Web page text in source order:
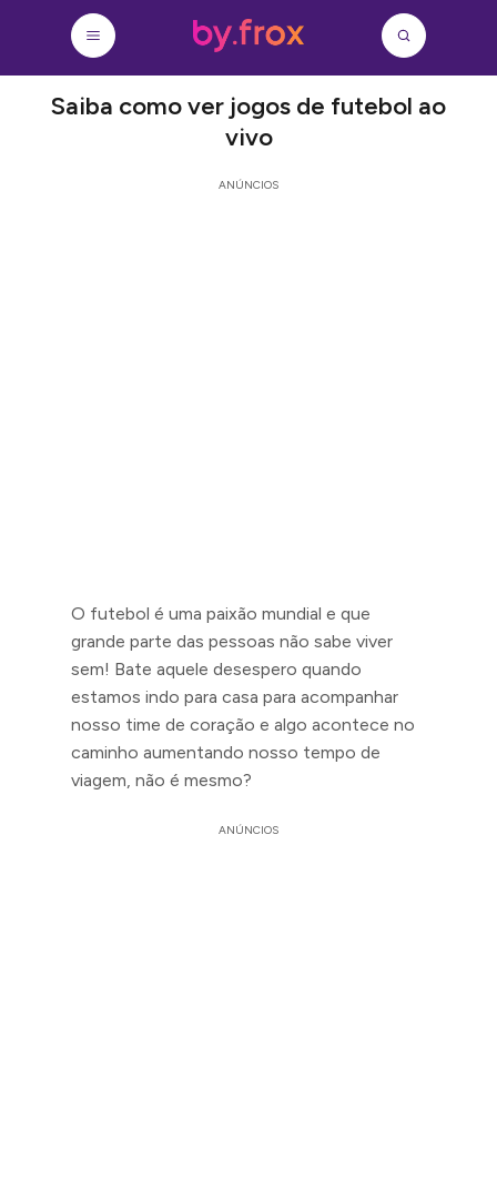
Saiba como ver jogos de futebol ao
vivo
ANÚNCIOS
O futebol é uma paixão mundial e que
grande parte das pessoas não sabe viver
sem! Bate aquele desespero quando
estamos indo para casa para acompanhar
nosso time de coração e algo acontece no
caminho aumentando nosso tempo de
viagem, não é mesmo?
ANÚNCIOS